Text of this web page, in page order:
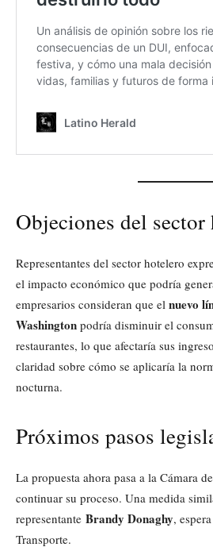
Objeciones del sector
Representantes del sector hotelero
el impacto económico que podría
empresarios consideran que el nuevo
Washington podría disminuir el
restaurantes, lo que afectaría sus
claridad sobre cómo se aplicaría la
nocturna.
Próximos pasos
La propuesta ahora pasa a la Cámara
continuar su proceso. Una medida
representante Brandy Donaghy,
Transporte.